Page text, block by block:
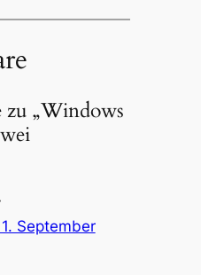
zu „Windows
September